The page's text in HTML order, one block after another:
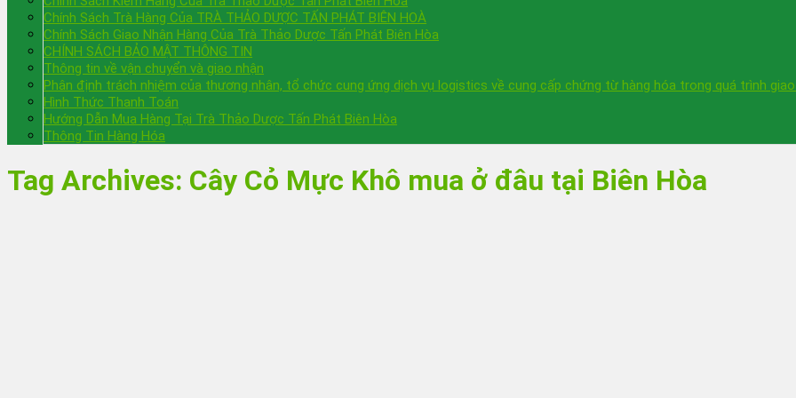
Chính Sách Trà Hàng Của TRÀ THẢO DƯỢC TẤN PHÁT BIÊN HOÀ
Chính Sách Giao Nhận Hàng Của Trà Thảo Dược Tấn Phát Biên Hòa
CHÍNH SÁCH BẢO MẬT THÔNG TIN
Thông tin về vận chuyển và giao nhận
Phân định trách nhiệm của thương nhân, tổ chức cung ứng dịch vụ logistics về cung cấp chứng từ hàng hóa trong quá trình giao
Hình Thức Thanh Toán
Hướng Dẫn Mua Hàng Tại Trà Thảo Dược Tấn Phát Biên Hòa
Thông Tin Hàng Hóa
Tag Archives: Cây Cỏ Mực Khô mua ở đâu tại Biên Hòa